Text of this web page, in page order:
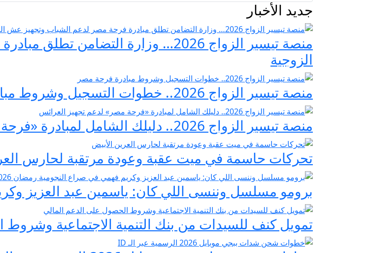
جديد الأخبار
منصة تيسير الزواج 2026… وزارة
الزوجية
منصة تيسير الزواج 2026.. خطوات التسجيل وشروط مبادرة فرحة مصر
منصة تيسير الزواج 2026.. دليلك الشامل لمبادرة «فرحة مصر» لدعم تجهيز العرائس
تحركات حاسمة في ميت عقبة وعودة مرتقبة لحارس
برومو مسلسل وننسى اللي كان: ياسمين عبد العزيز
تمويل كنف للسيدات من بنك التنمية الاجتماعية